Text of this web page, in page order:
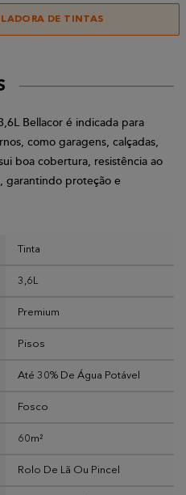
DE TINTAS
Bellacor é indicada para
como garagens, calçadas,
boa cobertura, resistência ao
garantindo proteção e
Tinta
3,6L
Premium
Pisos
Até 30% De Água Potável
Fosco
60m²
Rolo De Lã Ou Pincel